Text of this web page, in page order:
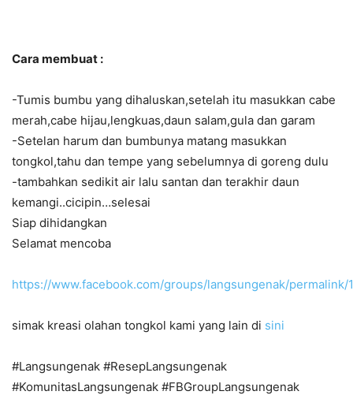
Cara membuat :
-Tumis bumbu yang dihaluskan,setelah itu masukkan cabe
merah,cabe hijau,lengkuas,daun salam,gula dan garam
-Setelan harum dan bumbunya matang masukkan
tongkol,tahu dan tempe yang sebelumnya di goreng dulu
-tambahkan sedikit air lalu santan dan terakhir daun
kemangi..cicipin…selesai
Siap dihidangkan
Selamat mencoba
https://www.facebook.com/groups/langsungenak/
simak kreasi olahan tongkol kami yang lain di sini
#Langsungenak #ResepLangsungenak
#KomunitasLangsungenak #FBGroupLangsungenak